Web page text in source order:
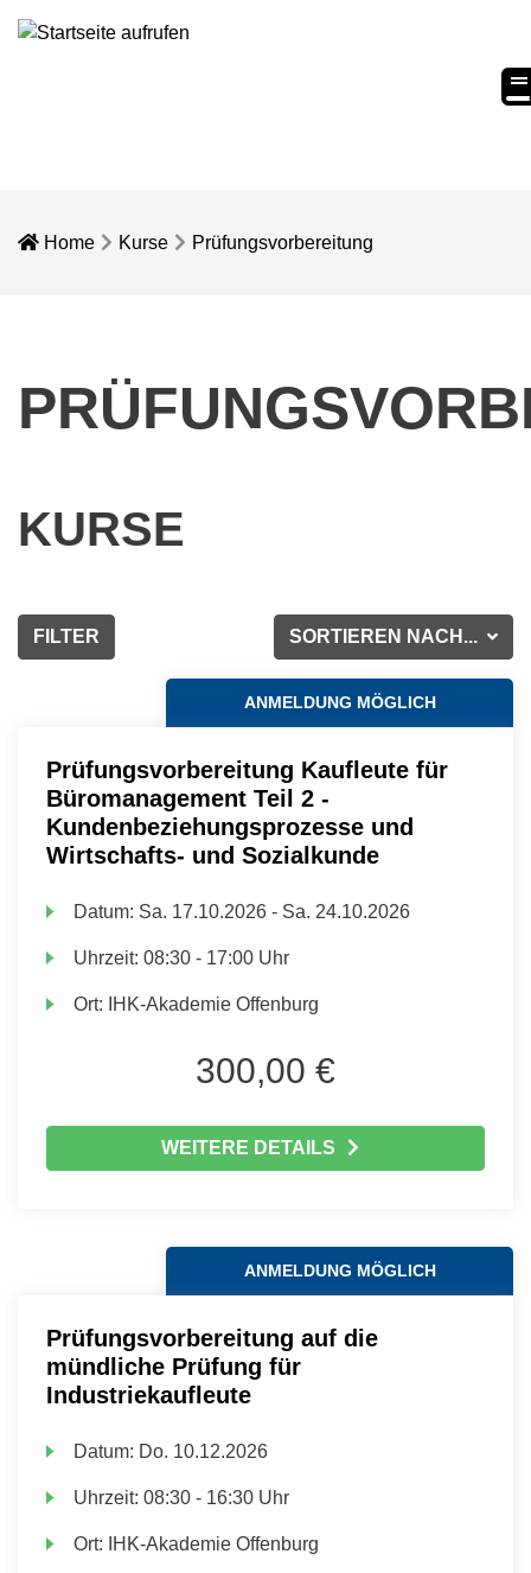
Home Kurse Prüfungsvorbereitung
KURSE
SORTIEREN NACH...
FILTER
ANMELDUNG MÖGLICH
Prüfungsvorbereitung Kaufleute für
Büromanagement Teil 2 -
Kundenbeziehungsprozesse und
Wirtschafts- und Sozialkunde
Datum: Sa. 17.10.2026 - Sa. 24.10.2026
Uhrzeit:08:30 - 17:00 Uhr
Ort: IHK-Akademie Offenburg
300,00 €
WEITERE DETAILS
ANMELDUNG MÖGLICH
Prüfungsvorbereitung auf die
mündliche Prüfung für
Industriekaufleute
Datum: Do. 10.12.2026
Uhrzeit:08:30 - 16:30 Uhr
Ort: IHK-Akademie Offenburg